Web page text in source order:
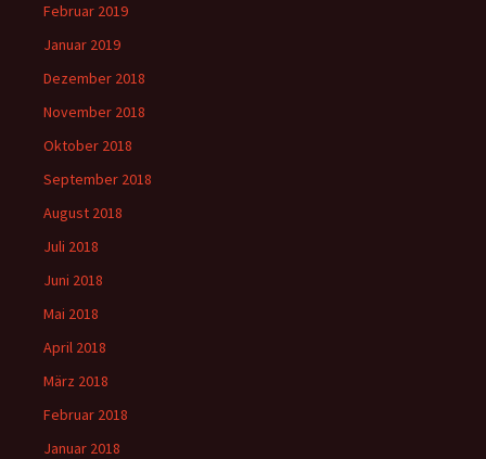
Februar 2019
Januar 2019
Dezember 2018
November 2018
Oktober 2018
September 2018
August 2018
Juli 2018
Juni 2018
Mai 2018
April 2018
März 2018
Februar 2018
Januar 2018